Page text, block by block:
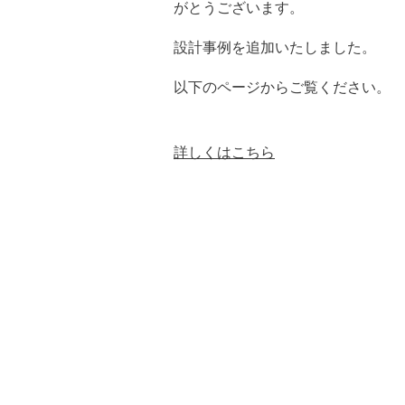
がとうございます。
設計事例を追加いたしました。
以下のページからご覧ください。
詳しくはこちら